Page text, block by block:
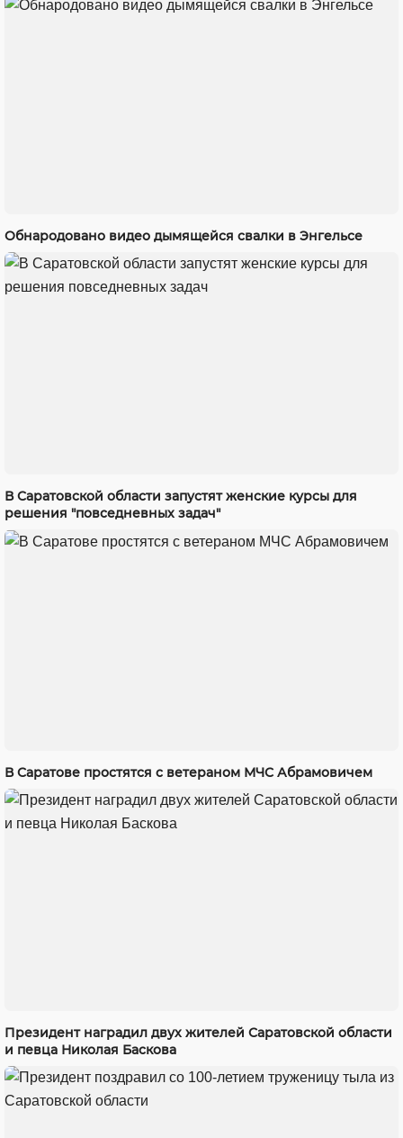
Обнародовано видео дымящейся свалки в Энгельсе
В Саратовской области запустят женские курсы для
решения "повседневных задач"
В Саратове простятся с ветераном МЧС Абрамовичем
Президент наградил двух жителей Саратовской области
и певца Николая Баскова